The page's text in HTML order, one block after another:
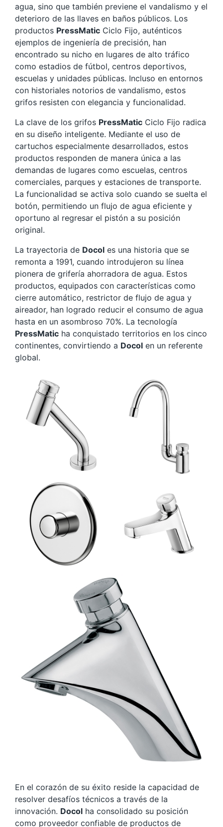
agua, sino que también previene el vandalismo y el
deterioro de las llaves en baños públicos. Los
productos PressMatic Ciclo Fijo, auténticos
ejemplos de ingeniería de precisión, han
encontrado su nicho en lugares de alto tráfico
como estadios de fútbol, centros deportivos,
escuelas y unidades públicas. Incluso en entornos
con historiales notorios de vandalismo, estos
grifos resisten con elegancia y funcionalidad.
La clave de los grifos PressMatic Ciclo Fijo radica
en su diseño inteligente. Mediante el uso de
cartuchos especialmente desarrollados, estos
productos responden de manera única a las
demandas de lugares como escuelas, centros
comerciales, parques y estaciones de transporte.
La funcionalidad se activa solo cuando se suelta el
botón, permitiendo un flujo de agua eficiente y
oportuno al regresar el pistón a su posición
original.
La trayectoria de Docol es una historia que se
remonta a 1991, cuando introdujeron su línea
pionera de grifería ahorradora de agua. Estos
productos, equipados con características como
cierre automático, restrictor de flujo de agua y
aireador, han logrado reducir el consumo de agua
hasta en un asombroso 70%. La tecnología
PressMatic ha conquistado territorios en los cinco
continentes, convirtiendo a Docol en un referente
global.
En el corazón de su éxito reside la capacidad de
resolver desafíos técnicos a través de la
innovación. Docol ha consolidado su posición
como proveedor confiable de productos de